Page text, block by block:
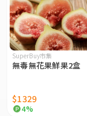
SuperBuy市集
無毒無花果鮮果2盒
$1329
4%